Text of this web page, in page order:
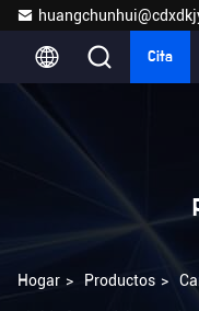
Cita
Hogar > Productos >